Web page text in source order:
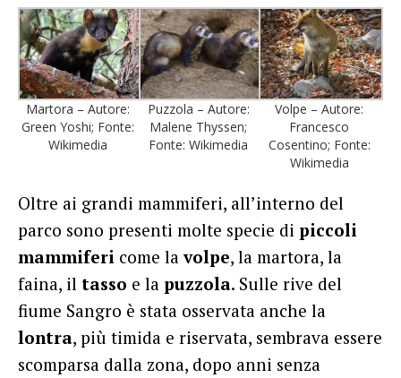
Martora – Autore:
Green Yoshi; Fonte:
Wikimedia
Puzzola – Autore:
Malene Thyssen;
Fonte: Wikimedia
Volpe – Autore:
Francesco
Cosentino; Fonte:
Wikimedia
Oltre ai grandi mammiferi, all’interno del
parco sono presenti molte specie di piccoli
mammiferi come lavolpe, la martora, la
faina, il tasso e la puzzola. Sulle rive del
fiume Sangro è stata osservata anche la
lontra, più timida e riservata, sembrava essere
scomparsa dalla zona, dopo anni senza